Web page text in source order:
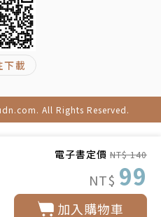
電子書定價 NT$ 140
NT$ 99
加入購物車
下載
All Rights Reserved.